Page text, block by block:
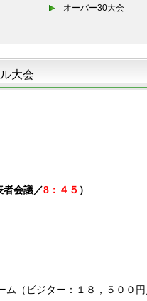
オーバー30大会
大会
者会議／8：４５ ）
ム（ビジター：１８，５００